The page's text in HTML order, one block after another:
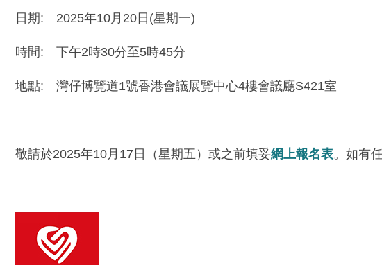
日期: 2025年10月20日(星期一)
時間: 下午2時30分至5時45分
地點: 灣仔博覽道1號香港會議展覽中心4樓會議廳S421室
敬請於2025年10月17日（星期五）或之前填妥網上報名表。如有